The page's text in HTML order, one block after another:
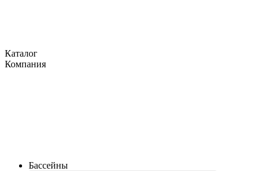
Каталог
Компания
Бассейны